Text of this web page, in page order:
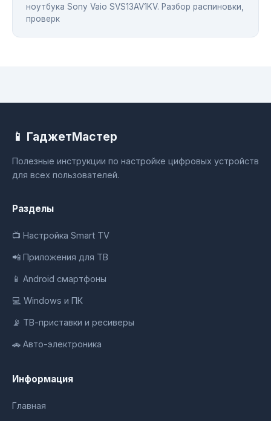
ноутбука Sony Vaio SVS13AV1KV. Разбор распиновки,
проверк
📱 ГаджетМастер
Полезные инструкции по настройке цифровых устройств
для всех пользователей.
Разделы
📺 Настройка Smart TV
📲 Приложения для ТВ
📱 Android смартфоны
💻 Windows и ПК
📡 ТВ-приставки и ресиверы
🚗 Авто-электроника
Информация
Главная